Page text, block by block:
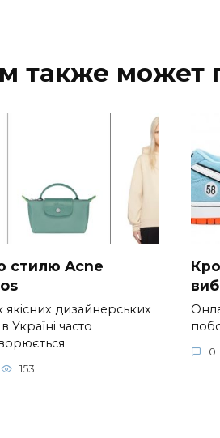
также может
стилю Acne
дизайнерських
Україні часто
153
0